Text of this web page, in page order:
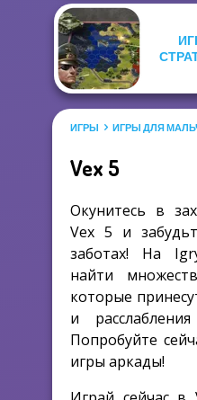
ИГРЫ ИГРЫ ДЛЯ
Vex 5
Окунитесь в
Vex 5 и
заботах! На
найти
которые
и
Попробуйте
игры аркады!